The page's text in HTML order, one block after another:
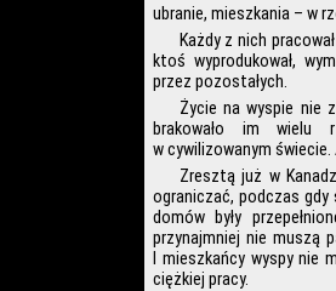
ubranie, mieszkania – w
Każdy z nich
ktoś wyprodukował,
przez pozostałych.
Życie na wyspie nie
brakowało im wielu
w cywilizowanym świecie.
Zresztą już w
ograniczać, podczas gdy
domów były
przynajmniej nie muszą
I mieszkańcy wyspy
ciężkiej pracy.